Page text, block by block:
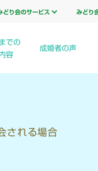
どり会のサービス みどり
での
容
成婚者の声
される場合